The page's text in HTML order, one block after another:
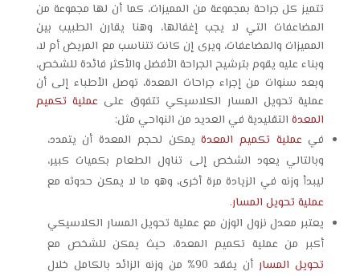
تتميز كل جراحة بمجموعة من المميزات، كما أن لها مجموعة من
المضاعفات التي لا يجب إغفالها، وهنا يقارن الطبيب بين
المميزات والمضاعفات، ويرى إن كانت تتناسب مع المريض أم لا،
وبناء عليه يقوم بترشيح الجراحة الأفضل والأكثر فائدة للشخص،
وبعد سنوات من إجراء جراحات المعدة، توصل الأطباء إلى أن
عملية تحويل المسار الكلاسيكي تتفوق على عملية تكميم
المعدةالتقليدية في العديد من النواحي مثل:
في عملية تكميم المعدةيمكن لحجم المعدة أن يتمدد،
وبالتالي يعود الشخص إلى تناول الطعام بكميات كبير،
ليبدأ وزنه في الزيادة مرة أخرى، وهو ما لا يمكن حدوثه مع
عملية تحويل المسار.
يعتبر معدل نزول الوزن مع عملية تحويل المسار الكلاسيكي
أكبر من عملية تكميم المعدة، حيث يمكن للشخص مع
تحويل المسار
أن يفقد 90% من وزنه الزائد بالكامل خلال